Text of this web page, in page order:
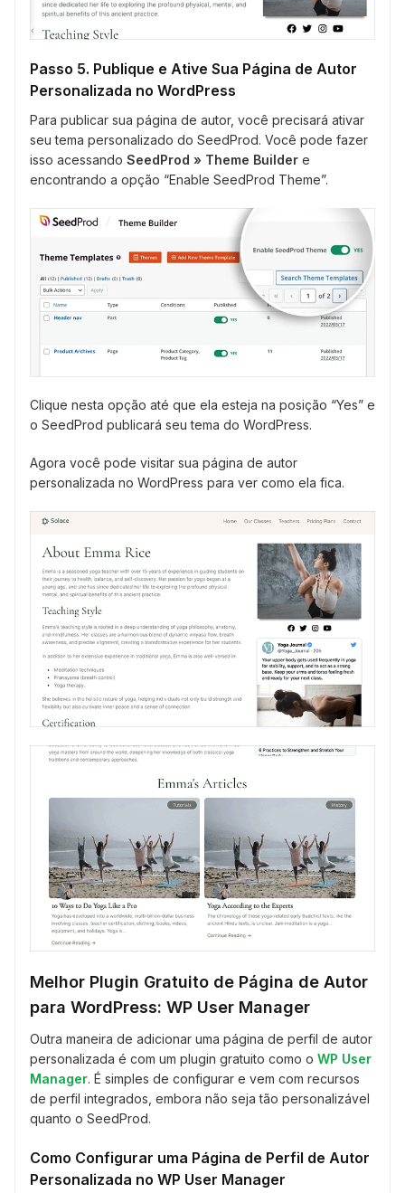
Passo 5. Publique e Ative Sua Página de Autor
Personalizada no WordPress
Para publicar sua página de autor, você precisará ativar
seu tema personalizado do SeedProd. Você pode fazer
isso acessando SeedProd » Theme Builder e
encontrando a opção “Enable SeedProd Theme”.
Clique nesta opção até que ela esteja na posição “Yes” e
o SeedProd publicará seu tema do WordPress.
Agora você pode visitar sua página de autor
personalizada no WordPress para ver como ela fica.
Melhor Plugin Gratuito de Página de Autor
para WordPress: WP User Manager
Outra maneira de adicionar uma página de perfil de autor
personalizada é com um plugin gratuito como o WP User
Manager. É simples de configurar e vem com recursos
de perfil integrados, embora não seja tão personalizável
quanto o SeedProd.
Como Configurar uma Página de Perfil de Autor
Personalizada no WP User Manager